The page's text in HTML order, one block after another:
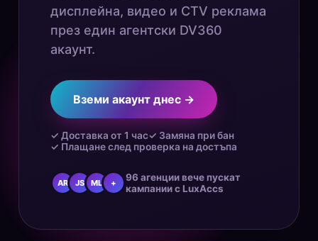
дисплейна, видео и CTV реклама
през един агентски DV360
акаунт.
Вземи акаунт днес →
✓ Доставка от 1 час✓ Замяна при бан
✓ Плащане след проверка на достъпа
AR JS ML +
96 агенции вече пускат
кампании с LuxAccs